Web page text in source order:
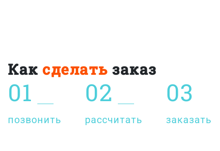
Как сделать заказ
01
позвонить
02
рассчитать
03
заказать